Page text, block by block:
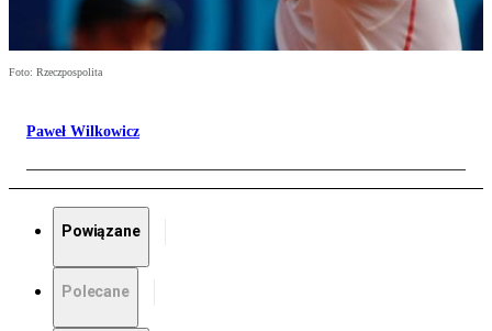
Foto: Rzeczpospolita
Paweł Wilkowicz
Powiązane
Polecane